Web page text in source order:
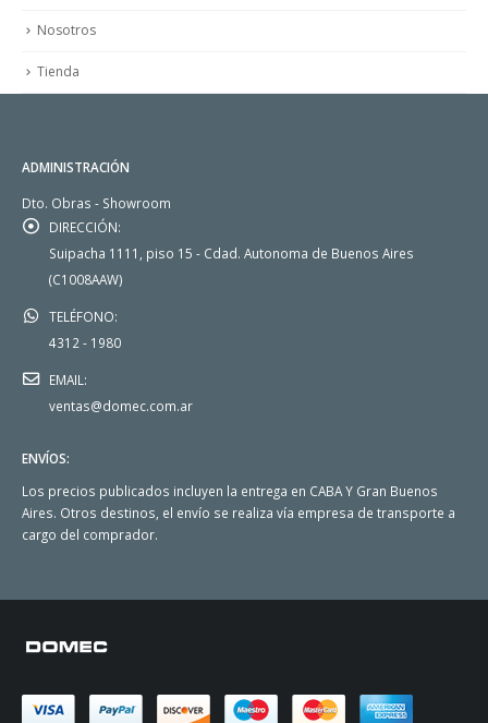
Nosotros
Tienda
ADMINISTRACIÓN
Dto. Obras - Showroom
DIRECCIÓN:
Suipacha 1111, piso 15 - Cdad. Autonoma de Buenos Aires
(C1008AAW)
TELÉFONO:
4312 - 1980
EMAIL:
ventas@domec.com.ar
ENVÍOS:
Los precios publicados incluyen la entrega en CABA Y Gran Buenos
Aires. Otros destinos, el envío se realiza vía empresa de transporte a
cargo del comprador.